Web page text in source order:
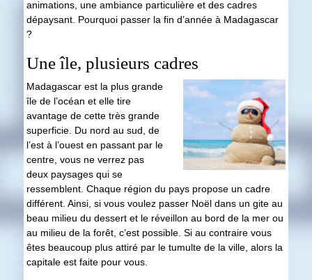
animations, une ambiance particulière et des cadres
dépaysant. Pourquoi passer la fin d’année à Madagascar
?
Une île, plusieurs cadres
Madagascar est la plus grande
île de l’océan et elle tire
avantage de cette très grande
superficie. Du nord au sud, de
l’est à l’ouest en passant par le
centre, vous ne verrez pas
deux paysages qui se
ressemblent. Chaque région du pays propose un cadre
différent. Ainsi, si vous voulez passer Noël dans un gite au
beau milieu du dessert et le réveillon au bord de la mer ou
au milieu de la forêt, c’est possible. Si au contraire vous
êtes beaucoup plus attiré par le tumulte de la ville, alors la
capitale est faite pour vous.